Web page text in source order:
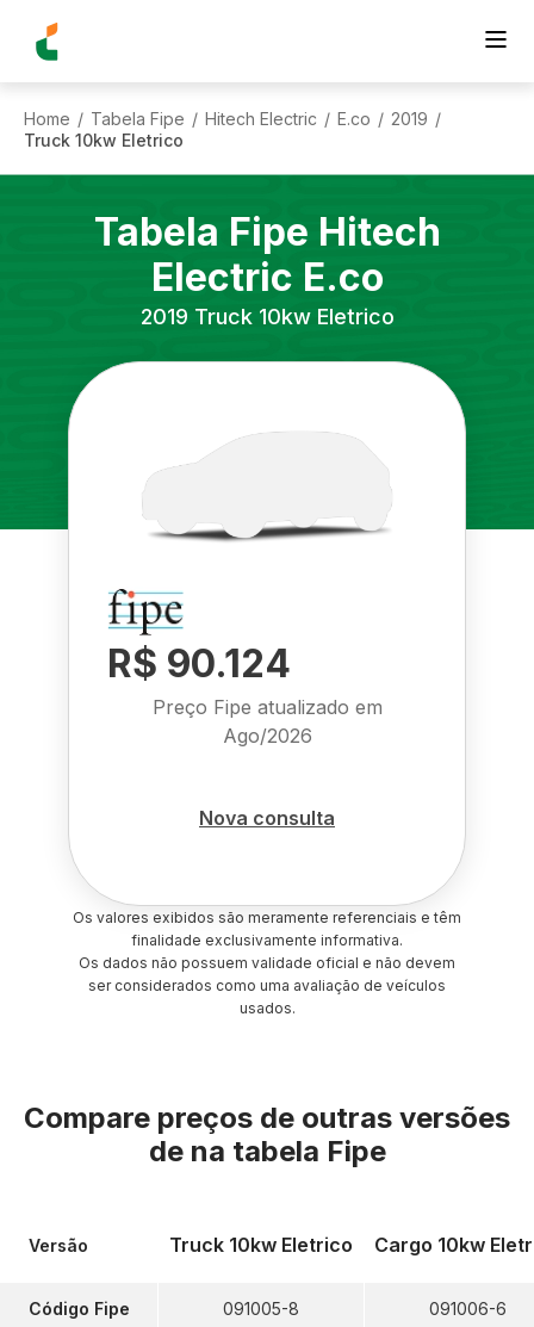
Home / Tabela Fipe / Hitech Electric / E.co / 2019 /
Truck 10kw Eletrico
Tabela Fipe Hitech
Electric E.co
2019 Truck 10kw Eletrico
R$ 90.124
Preço Fipe atualizado em
Ago/2026
Nova consulta
Os valores exibidos são meramente referenciais e têm
finalidade exclusivamente informativa.
Os dados não possuem validade oficial e não devem
ser considerados como uma avaliação de veículos
usados.
Compare preços de outras versões
de na tabela Fipe
Versão
Código Fipe
Truck 10kw Eletrico
091005-8
Cargo 10kw
091006-6